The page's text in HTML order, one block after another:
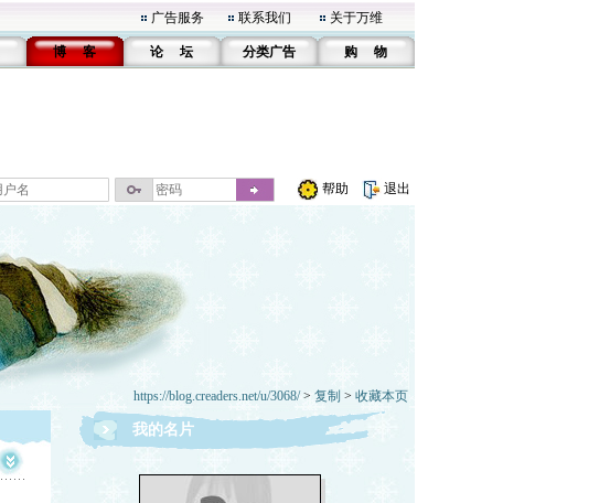
广告服务 联系我们 关于万维
博 客 论 坛 分类广告 购 物
帮助 退出
https://blog.creaders.net/u/3068/> 复制 > 收藏本页
我的名片